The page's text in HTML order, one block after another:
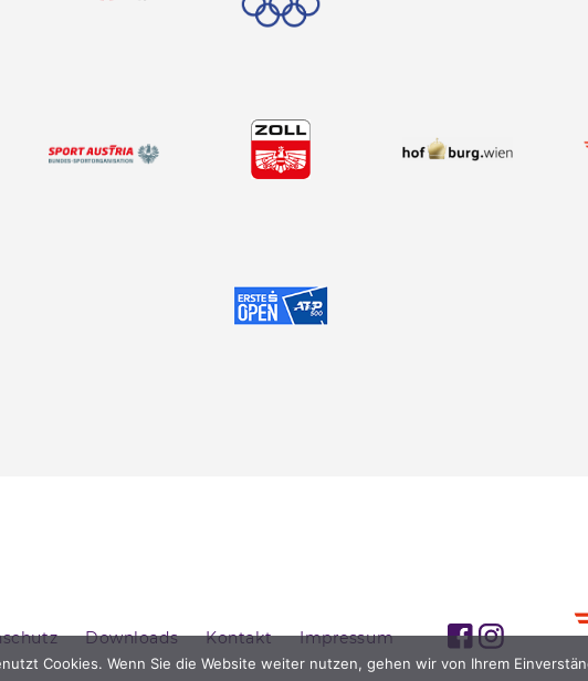
Downloads Kontakt Impressum
Cookies. Wenn Sie die Website weiter nutzen, gehen wir von Ihrem